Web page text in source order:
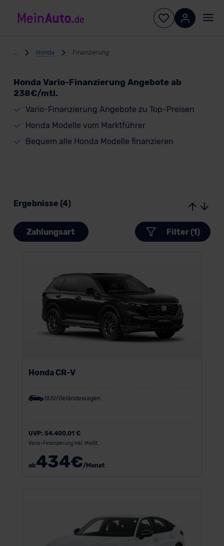
Honda Finanzierung
Honda Vario-Finanzierung Angebote ab
238€/mtl.
Vario-Finanzierung Angebote zu Top-Preisen
Honda Modelle vom Marktführer
Bequem alle Honda Modelle finanzieren
Ergebnisse (4)
Zahlungsart Filter (1)
Honda CR-V
SUV/Geländewagen
UVP: 54.400,01 €
Vario-Finanzierung inkl. MwSt.
ab434€/Monat